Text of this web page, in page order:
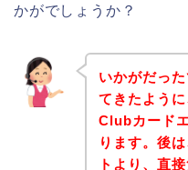
かがでしょうか？
いかがだっ
てきたよう
Clubカード
ります。後
トより、直